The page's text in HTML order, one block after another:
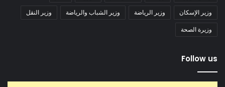
وزير الإسكان وزير الرياضة وزير الشباب والرياضة وزير النقل
وزيرة الصحة
Follow us